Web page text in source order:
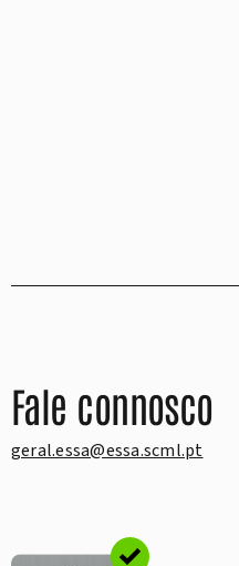
Fale connosco
geral.essa@essa.scml.pt